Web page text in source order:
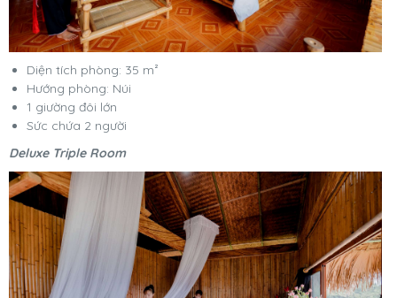
Diện tích phòng: 35 m²
Hướng phòng: Núi
1 giường đôi lớn
Sức chứa 2 người
Deluxe Triple Room